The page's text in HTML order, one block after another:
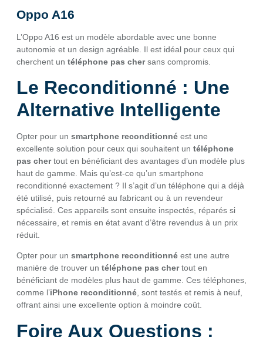
Oppo A16
L’Oppo A16 est un modèle abordable avec une bonne
autonomie et un design agréable. Il est idéal pour ceux qui
cherchent un téléphone pas chersans compromis.
Le Reconditionné : Une
Alternative Intelligente
Opter pour un smartphone reconditionné est une
excellente solution pour ceux qui souhaitent un téléphone
pas chertout en bénéficiant des avantages d’un modèle plus
haut de gamme. Mais qu’est-ce qu’un smartphone
reconditionné exactement ? Il s’agit d’un téléphone qui a déjà
été utilisé, puis retourné au fabricant ou à un revendeur
spécialisé. Ces appareils sont ensuite inspectés, réparés si
nécessaire, et remis en état avant d’être revendus à un prix
réduit.
Opter pour un smartphone reconditionné est une autre
manière de trouver un téléphone pas chertout en
bénéficiant de modèles plus haut de gamme. Ces téléphones,
comme l’iPhone reconditionné, sont testés et remis à neuf,
offrant ainsi une excellente option à moindre coût.
Foire Aux Questions :